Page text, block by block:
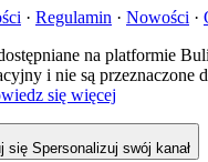
· Regulamin · Nowości ·
na platformie
i nie są przeznaczone
się więcej
się Spersonalizuj swój kanał